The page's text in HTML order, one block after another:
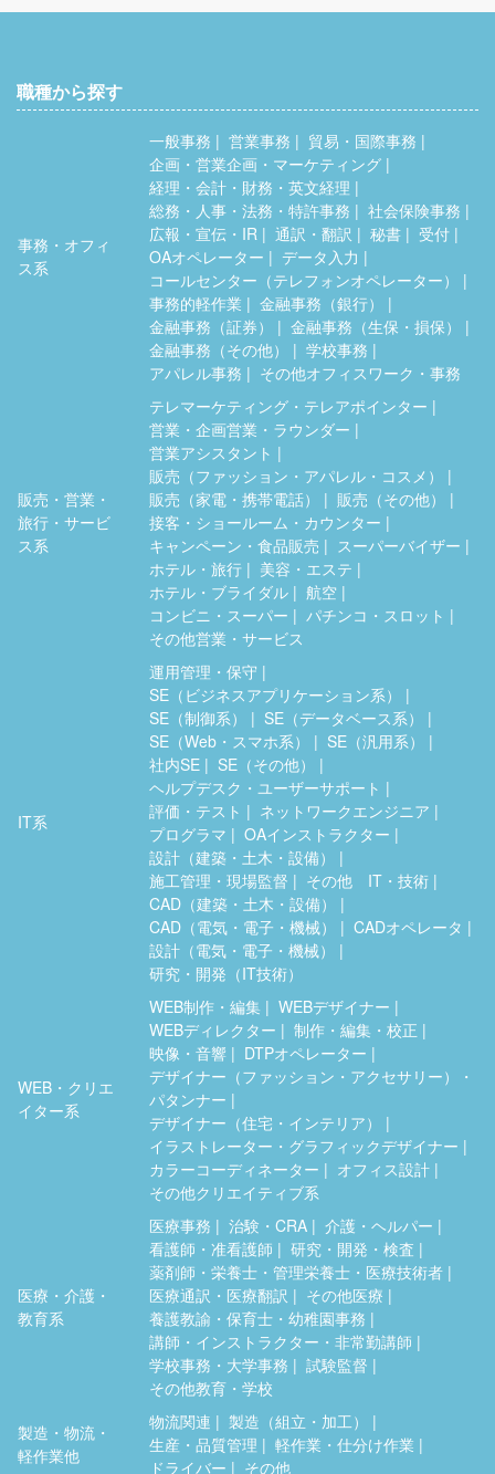
職種から探す
事務・オフィ
ス系
一般事務 営業事務
貿易・国際事務
企画・営業企画・マーケティング
経理・会計・財務・英文経理
総務・人事・法務・特許事務
社会保険事務
広報・宣伝・IR
通訳・翻訳 秘書
受付
OAオペレーター
データ入力
コールセンター（テレフォンオペレーター）
事務的軽作業
金融事務（銀行）
金融事務（証券）
金融事務（生保・損保）
金融事務（その他）
学校事務
アパレル事務
その他オフィスワーク・事務
販売・営業・
旅行・サービ
ス系
テレマーケティング・テレアポインター
営業・企画営業・ラウンダー
営業アシスタント
販売（ファッション・アパレル・コスメ）
販売（家電・携帯電話）
販売（その他）
接客・ショールーム・カウンター
キャンペーン・食品販売
スーパーバイザー
ホテル・旅行
美容・エステ
ホテル・ブライダル
航空
コンビニ・スーパー
パチンコ・スロット
その他営業・サービス
IT系
運用管理・保守
SE（ビジネスアプリケーション系）
SE（制御系）
SE（データベース系）
SE（Web・スマホ系）
SE（汎用系）
社内SE
SE（その他）
ヘルプデスク・ユーザーサポート
評価・テスト
ネットワークエンジニア
プログラマ
OAインストラクター
設計（建築・土木・設備）
施工管理・現場監督
その他 IT・技術
CAD（建築・土木・設備）
CAD（電気・電子・機械）
CADオペレータ
設計（電気・電子・機械）
研究・開発（IT技術）
WEB・クリエ
イター系
WEB制作・編集
WEBデザイナー
WEBディレクター
制作・編集・校正
映像・音響
DTPオペレーター
デザイナー（ファッション・アクセサリー）・
パタンナー
デザイナー（住宅・インテリア）
イラストレーター・グラフィックデザイナー
カラーコーディネーター
オフィス設計
その他クリエイティブ系
医療・介護・
教育系
医療事務 治験・CRA
介護・ヘルパー
看護師・准看護師
研究・開発・検査
薬剤師・栄養士・管理栄養士・医療技術者
医療通訳・医療翻訳
その他医療
養護教諭・保育士・幼稚園事務
講師・インストラクター・非常勤講師
学校事務・大学事務
試験監督
その他教育・学校
製造・物流・
軽作業他
物流関連
製造（組立・加工）
生産・品質管理
軽作業・仕分け作業
ドライバー
その他